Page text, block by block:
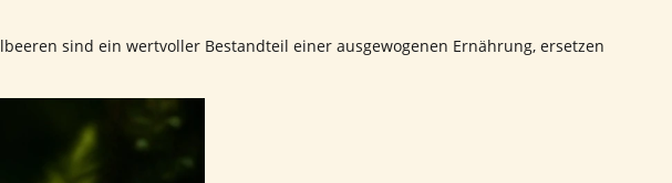
sind ein wertvoller Bestandteil einer ausgewogenen Ernährung, ersetzen